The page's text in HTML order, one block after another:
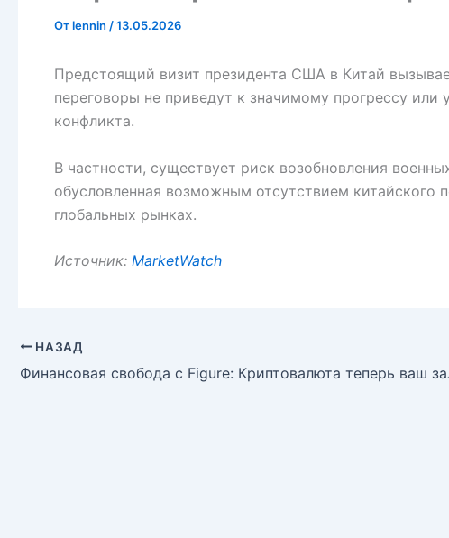
Отlennin /13.05.2026
Предстоящий визит президента США в Китай
переговоры не приведут к значимому прогрессу
конфликта.
В частности, существует риск возобновления
обусловленная возможным отсутствием китайского
глобальных рынках.
Источник: MarketWatch
НАЗАД
Финансовая свобода с Figure: Криптовалюта теперь ваш